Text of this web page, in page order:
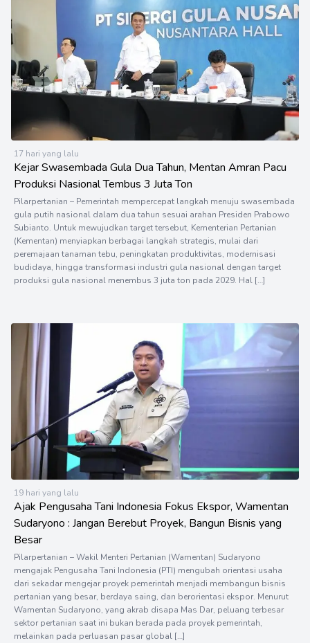
17 hari yang lalu
Kejar Swasembada Gula Dua Tahun, Mentan Amran Pacu
Produksi Nasional Tembus 3 Juta Ton
Pilarpertanian – Pemerintah mempercepat langkah menuju swasembada
gula putih nasional dalam dua tahun sesuai arahan Presiden Prabowo
Subianto. Untuk mewujudkan target tersebut, Kementerian Pertanian
(Kementan) menyiapkan berbagai langkah strategis, mulai dari
peremajaan tanaman tebu, peningkatan produktivitas, modernisasi
budidaya, hingga transformasi industri gula nasional dengan target
produksi gula nasional menembus 3 juta ton pada 2029. Hal […]
19 hari yang lalu
Ajak Pengusaha Tani Indonesia Fokus Ekspor, Wamentan
Sudaryono : Jangan Berebut Proyek, Bangun Bisnis yang
Besar
Pilarpertanian – Wakil Menteri Pertanian (Wamentan) Sudaryono
mengajak Pengusaha Tani Indonesia (PTI) mengubah orientasi usaha
dari sekadar mengejar proyek pemerintah menjadi membangun bisnis
pertanian yang besar, berdaya saing, dan berorientasi ekspor. Menurut
Wamentan Sudaryono, yang akrab disapa Mas Dar, peluang terbesar
sektor pertanian saat ini bukan berada pada proyek pemerintah,
melainkan pada perluasan pasar global […]